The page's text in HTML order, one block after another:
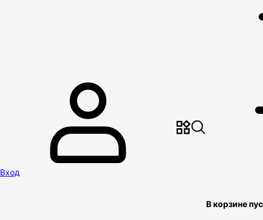
Вход
В корзине